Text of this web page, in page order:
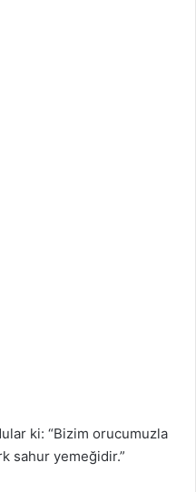
ki: “Bizim orucumuzla
sahur yemeğidir.”